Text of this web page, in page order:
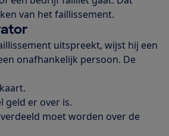
van het faillissement.
uitspreekt, wijst hij een
onafhankelijk persoon. De
geld er over is.
moet worden over de